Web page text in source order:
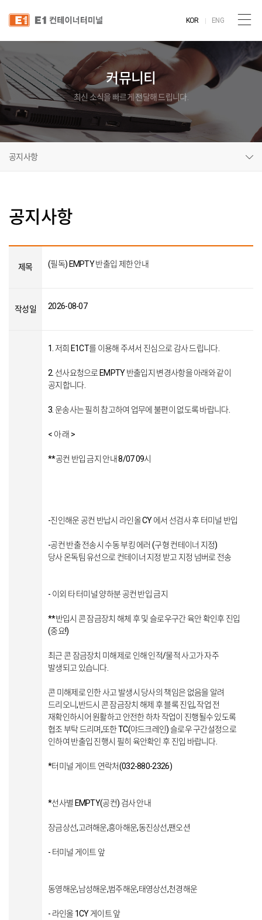
KOR ENG
커뮤니티
최신 소식을 빠르게 전달해 드립니다.
공지사항
공지사항
제목 (필독) EMPTY 반출입 제한 안내
작성일 2026-08-07
1. 저희 E1CT를 이용해 주셔서 진심으로 감사 드립니다.
2. 선사요청으로 EMPTY 반출입지 변경사항을 아래와 같이
공지합니다.
3. 운송사는 필히 참고하여 업무에 불편이 없도록 바랍니다.
< 아 래 >
**공컨 반입 금지 안내 8/07 09시
-진인해운 공컨 반납시 라인올 CY 에서 선검사 후 터미널 반입
-공컨 반출 전송시 수동 부킹 에러 (구형 컨테이너 지정)
당사 온독팀 유선으로 컨테이너 지정 받고 지정 넘버로 전송
- 이외 타 터미널 양하분 공컨 반입 금지
**반입시 콘 잠금장치 해체 후 및 슬로우구간 육안 확인후 진입
(중요!)
최근 콘 잠금장치 미해제로 인해 인적/물적 사고가 자주
발생되고 있습니다.
콘 미해제로 인한 사고 발생시 당사의 책임은 없음을 알려
드리오니,반드시 콘 잠금장치 해제 후 블록 진입, 작업 전
재확인하시어 원활하고 안전한 하차 작업이 진행될수 있도록
협조 부탁 드리며,또한 TC(야드크레인) 슬로우 구간설정으로
인하여 반출입 진행시 필히 육안확인 후 진입 바랍니다.
*터미널 게이트 연락처(032-880-2326)
*선사별 EMPTY(공컨) 검사 안내
장금상선,고려해운,흥아해운,동진상선,팬오션
- 터미널 게이트 앞
동영해운,남성해운,범주해운,태영상선,천경해운
- 라인올 1CY 게이트 앞